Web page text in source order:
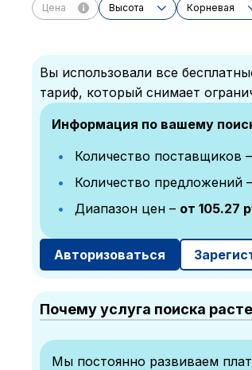
Цена Высота Корневая
Вы использовали все
тариф, который снимает
Информация по вашему
Количество поставщиков –
Количество предложений –
Диапазон цен – от 105.27
Авторизоваться
Почему услуга поиска
Мы постоянно развиваем